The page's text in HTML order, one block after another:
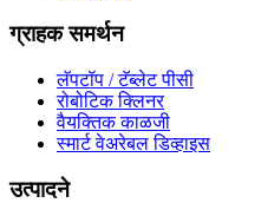
ग्राहक समर्थन
लॅपटॉप / टॅब्लेट पीसी
रोबोटिक क्लिनर
वैयक्तिक काळजी
स्मार्ट वेअरेबल डिव्हाइस
उत्पादने